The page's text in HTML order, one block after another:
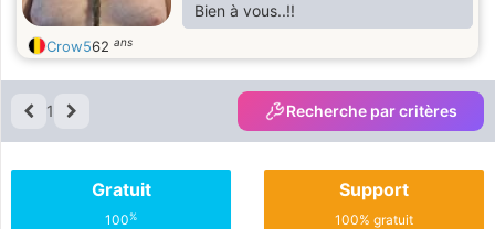
Bien à vous..!!
Crow562 ans
1 Recherche par critères
Gratuit
100%
Support
100% gratuit